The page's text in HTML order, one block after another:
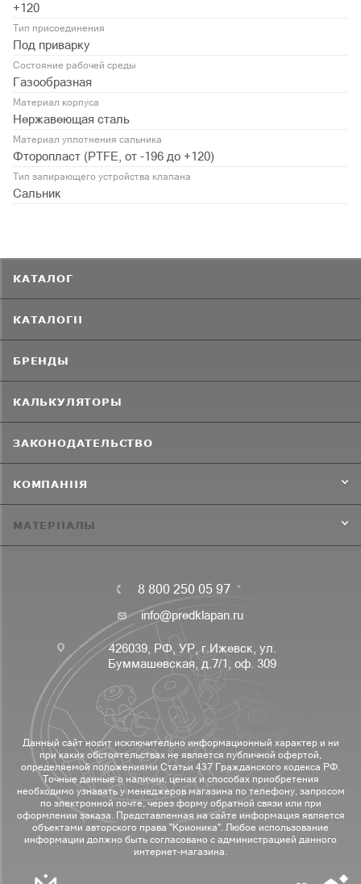
+120
Тип присоединения
Под приварку
Состояние рабочей среды
Газообразная
Материал корпуса
Нержавеющая сталь
Материал уплотнения сальника
Фторопласт (PTFE, от -196 до +120)
Тип запирающего устройства клапана
Сальник
КАТАЛОГ
КАТАЛОГИ
БРЕНДЫ
КАЛЬКУЛЯТОРЫ
ЗАКОНОДАТЕЛЬСТВО
КОМПАНИЯ
МАТЕРИАЛЫ
8 800 250 05 97
info@predklapan.ru
426039, РФ, УР, г.Ижевск, ул.
Буммашевская, д.7/1, оф. 309
Данный сайт носит исключительно информационный характер и ни
при каких обстоятельствах не является публичной офертой,
определяемой положениями Статьи 437 Гражданского кодекса РФ.
Точные данные о наличии, ценах и способах приобретения
необходимо узнавать у менеджеров магазина по телефону, запросом
по электронной почте, через форму обратной связи или при
оформлении заказа. Представленная на сайте информация является
объектами авторского права "Крионика". Любое использование
информации должно быть согласовано с администрацией данного
интернет-магазина.